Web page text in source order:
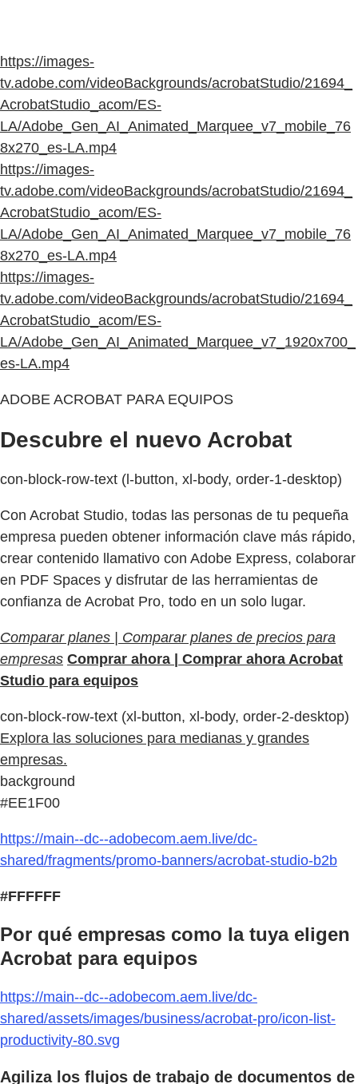
https://images-
tv.adobe.com/videoBackgrounds/acrobatStudio/21694_
AcrobatStudio_acom/ES-
LA/Adobe_Gen_AI_Animated_Marquee_v7_mobile_76
8x270_es-LA.mp4
https://images-
tv.adobe.com/videoBackgrounds/acrobatStudio/21694_
AcrobatStudio_acom/ES-
LA/Adobe_Gen_AI_Animated_Marquee_v7_mobile_76
8x270_es-LA.mp4
https://images-
tv.adobe.com/videoBackgrounds/acrobatStudio/21694_
AcrobatStudio_acom/ES-
LA/Adobe_Gen_AI_Animated_Marquee_v7_1920x700_
es-LA.mp4
ADOBE ACROBAT PARA EQUIPOS
Descubre el nuevo Acrobat
con-block-row-text (l-button, xl-body, order-1-desktop)
Con Acrobat Studio, todas las personas de tu pequeña
empresa pueden obtener información clave más rápido,
crear contenido llamativo con Adobe Express, colaborar
en PDF Spaces y disfrutar de las herramientas de
confianza de Acrobat Pro, todo en un solo lugar.
Comparar planes | Comparar planes de precios para
empresas Comprar ahora | Comprar ahora Acrobat
Studio para equipos
con-block-row-text (xl-button, xl-body, order-2-desktop)
Explora las soluciones para medianas y grandes
empresas.
background
#EE1F00
https://main--dc--adobecom.aem.live/dc-
shared/fragments/promo-banners/acrobat-studio-b2b
#FFFFFF
Por qué empresas como la tuya eligen
Acrobat para equipos
https://main--dc--adobecom.aem.live/dc-
shared/assets/images/business/acrobat-pro/icon-list-
productivity-80.svg
Agiliza los flujos de trabajo de documentos de